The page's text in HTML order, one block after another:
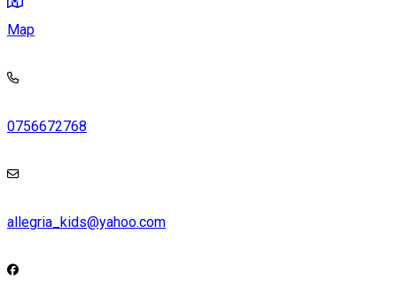
Map
0756672768
allegria_kids@yahoo.com